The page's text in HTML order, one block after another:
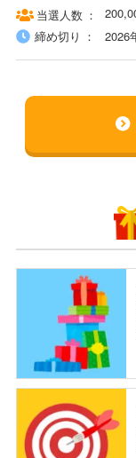
当選人数
締め切り
2026